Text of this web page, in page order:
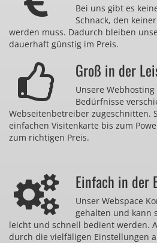
Bei uns gibt es
Schnack, den
werden muss. Dadurch bleiben
dauerhaft günstig im Preis.
Groß in der
Unsere
Bedürfnisse
Webseitenbetreiber zugeschnitten.
einfachen Visitenkarte bis zum
zum richtigen Preis.
Einfach in der
Unser Webspace
gehalten und kann
leicht und schnell bedient werden.
durch die vielfäligen Einstellungen